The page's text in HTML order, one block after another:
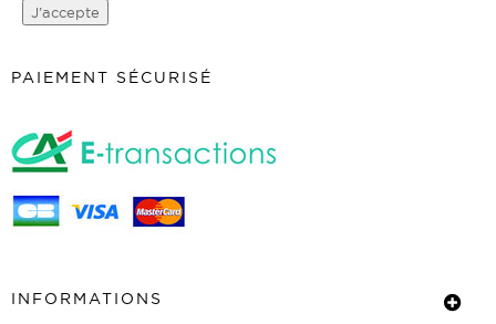
J’accepte
PAIEMENT SÉCURISÉ
INFORMATIONS